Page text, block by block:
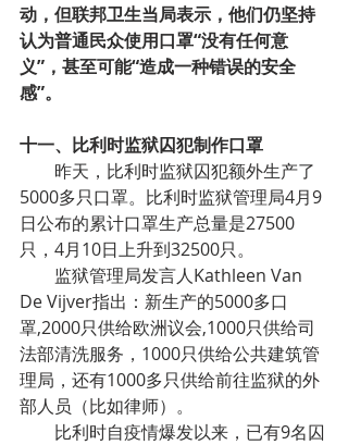
动，但联邦卫生当局表示，他们仍坚持
认为普通民众使用口罩“没有任何意
义”，甚至可能“造成一种错误的安全
感”。
十一、比利时监狱囚犯制作口罩
昨天，比利时监狱囚犯额外生产了
5000多只口罩。比利时监狱管理局4月9
日公布的累计口罩生产总量是27500
只，4月10日上升到32500只。
监狱管理局发言人Kathleen Van
De Vijver指出：新生产的5000多口
罩,2000只供给欧洲议会,1000只供给司
法部清洗服务，1000只供给公共建筑管
理局，还有1000多只供给前往监狱的外
部人员（比如律师）。
比利时自疫情爆发以来，已有9名囚